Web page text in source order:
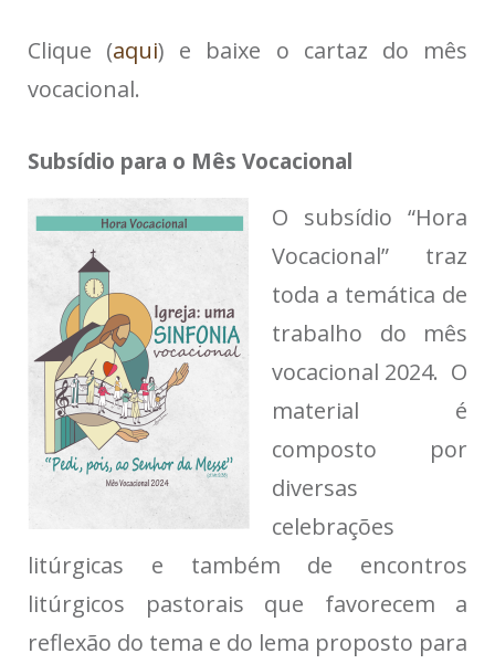
Clique (aqui) e baixe o cartaz do mês
vocacional.
Subsídio para o Mês Vocacional
O subsídio “Hora
Vocacional” traz
toda a temática de
trabalho do mês
vocacional 2024. O
material é
composto por
diversas
celebrações
litúrgicas e também de encontros
litúrgicos pastorais que favorecem a
reflexão do tema e do lema proposto para